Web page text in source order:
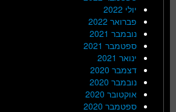
יולי 2022
פברואר 2022
נובמבר 2021
ספטמבר 2021
ינואר 2021
דצמבר 2020
נובמבר 2020
אוקטובר 2020
ספטמבר 2020